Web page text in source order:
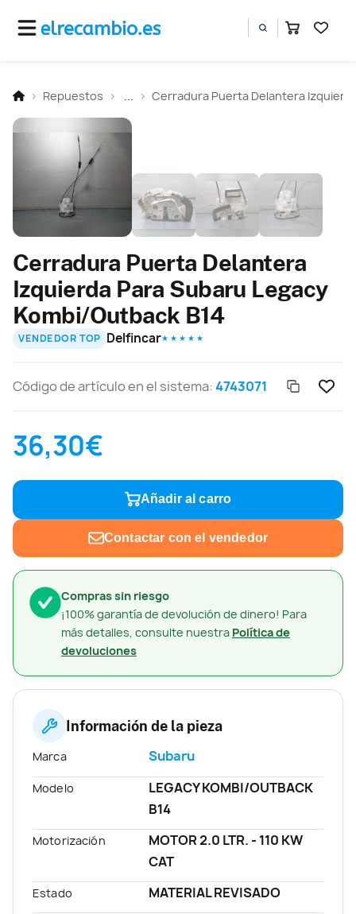
Repuestos Cerradura Puerta Delantera
Compras sin riesgo
¡100% garantía de devolución de dinero! Para
más detalles, consulte nuestra Política de
devoluciones
Cerradura Puerta Delantera
Izquierda Para Subaru Legacy
Kombi/Outback B14
VENDEDOR TOP Delfincar★ ★ ★ ★ ★
Código de artículo en el sistema:4743071
36,30€
Añadir al carro
Contactar con el vendedor
Información de la pieza
Marca Subaru
Modelo
LEGACY KOMBI/OUTBACK
B14
Motorización
MOTOR 2.0 LTR. - 110 KW
CAT
Estado MATERIAL REVISADO